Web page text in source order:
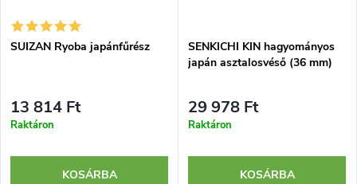
SUIZAN Ryoba japánfűrész
13 814 Ft
Raktáron
KOSÁRBA
SENKICHI KIN hagyományos
japán asztalosvéső (36 mm)
29 978 Ft
Raktáron
KOSÁRBA